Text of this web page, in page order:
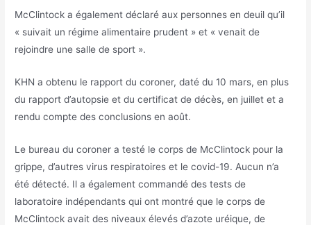
McClintock a également déclaré aux personnes en deuil qu’il
« suivait un régime alimentaire prudent » et « venait de
rejoindre une salle de sport ».
KHN a obtenu le rapport du coroner, daté du 10 mars, en plus
du rapport d’autopsie et du certificat de décès, en juillet et a
rendu compte des conclusions en août.
Le bureau du coroner a testé le corps de McClintock pour la
grippe, d’autres virus respiratoires et le covid-19. Aucun n’a
été détecté. Il a également commandé des tests de
laboratoire indépendants qui ont montré que le corps de
McClintock avait des niveaux élevés d’azote uréique, de